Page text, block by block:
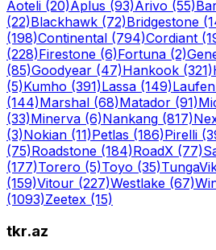
Aoteli (20)Aplus (93)Arivo (55)
(22)Blackhawk (72)Bridgestone
(198)Continental (794)Cordiant
(228)Firestone (6)Fortuna (2)
(85)Goodyear (47)Hankook (321)
(5)Kumho (391)Lassa (149)
(144)Marshal (68)Matador (91)
(33)Minerva (6)Nankang (817)
(3)Nokian (11)Petlas (186)Pirelli
(75)Roadstone (184)RoadX (77)
(177)Torero (5)Toyo (35)Tunga
(159)Vitour (227)Westlake (67)
(1093)Zeetex (15)
tkr.az